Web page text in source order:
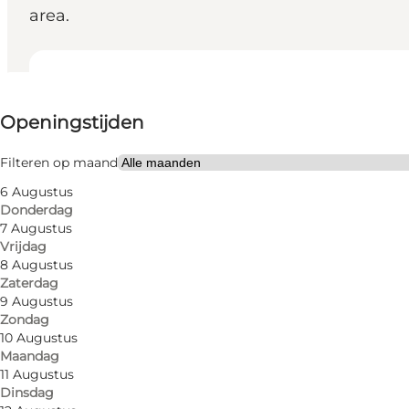
area.
Openingstijden
Filteren op maand
6 Augustus
Donderdag
7 Augustus
Vrijdag
8 Augustus
Zaterdag
9 Augustus
Zondag
10 Augustus
Maandag
11 Augustus
Dinsdag
Website bezoeken
Friends, My partner, Myself
Who says high quality and low price are opposites?
At Netto, we work every single day to provide you